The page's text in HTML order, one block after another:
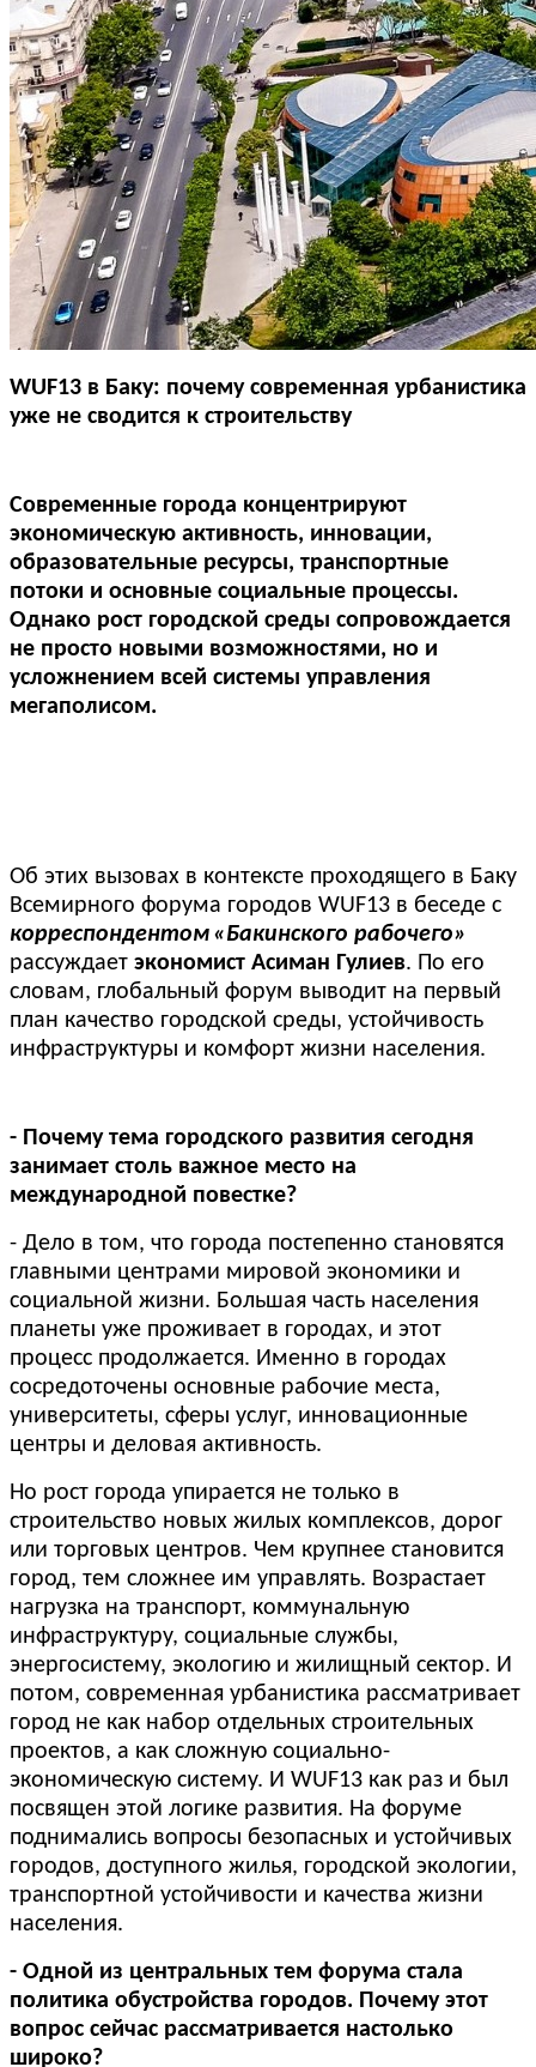
WUF13 в Баку: почему современная урбанистика
уже не сводится к строительству
Современные города концентрируют
экономическую активность, инновации,
образовательные ресурсы, транспортные
потоки и основные социальные процессы.
Однако рост городской среды сопровождается
не просто новыми возможностями, но и
усложнением всей системы управления
мегаполисом.
Об этих вызовах в контексте проходящего в Баку
Всемирного форума городов WUF13 в беседе с
корреспондентом «Бакинского рабочего»
рассуждает экономист Асиман Гулиев. По его
словам, глобальный форум выводит на первый
план качество городской среды, устойчивость
инфраструктуры и комфорт жизни населения.
- Почему тема городского развития сегодня
занимает столь важное место на
международной повестке?
- Дело в том, что города постепенно становятся
главными центрами мировой экономики и
социальной жизни. Большая часть населения
планеты уже проживает в городах, и этот
процесс продолжается. Именно в городах
сосредоточены основные рабочие места,
университеты, сферы услуг, инновационные
центры и деловая активность.
Но рост города упирается не только в
строительство новых жилых комплексов, дорог
или торговых центров. Чем крупнее становится
город, тем сложнее им управлять. Возрастает
нагрузка на транспорт, коммунальную
инфраструктуру, социальные службы,
энергосистему, экологию и жилищный сектор. И
потом, современная урбанистика рассматривает
город не как набор отдельных строительных
проектов, а как сложную социально-
экономическую систему. И WUF13 как раз и был
посвящен этой логике развития. На форуме
поднимались вопросы безопасных и устойчивых
городов, доступного жилья, городской экологии,
транспортной устойчивости и качества жизни
населения.
- Одной из центральных тем форума стала
политика обустройства городов. Почему этот
вопрос сейчас рассматривается настолько
широко?